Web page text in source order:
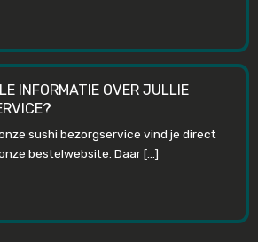
INFORMATIE OVER JULLIE
sushi bezorgservice vind je direct
bestelwebsite. Daar […]